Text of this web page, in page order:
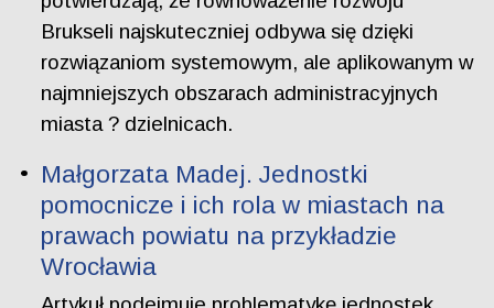
Brukseli najskuteczniej odbywa się dzięki
rozwiązaniom systemowym, ale aplikowanym w
najmniejszych obszarach administracyjnych
miasta ? dzielnicach.
Małgorzata Madej. Jednostki
pomocnicze i ich rola w miastach na
prawach powiatu na przykładzie
Wrocławia